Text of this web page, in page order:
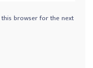
this browser for the next